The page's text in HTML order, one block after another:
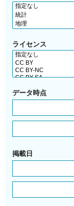
ライセンス
データ時点
掲載日